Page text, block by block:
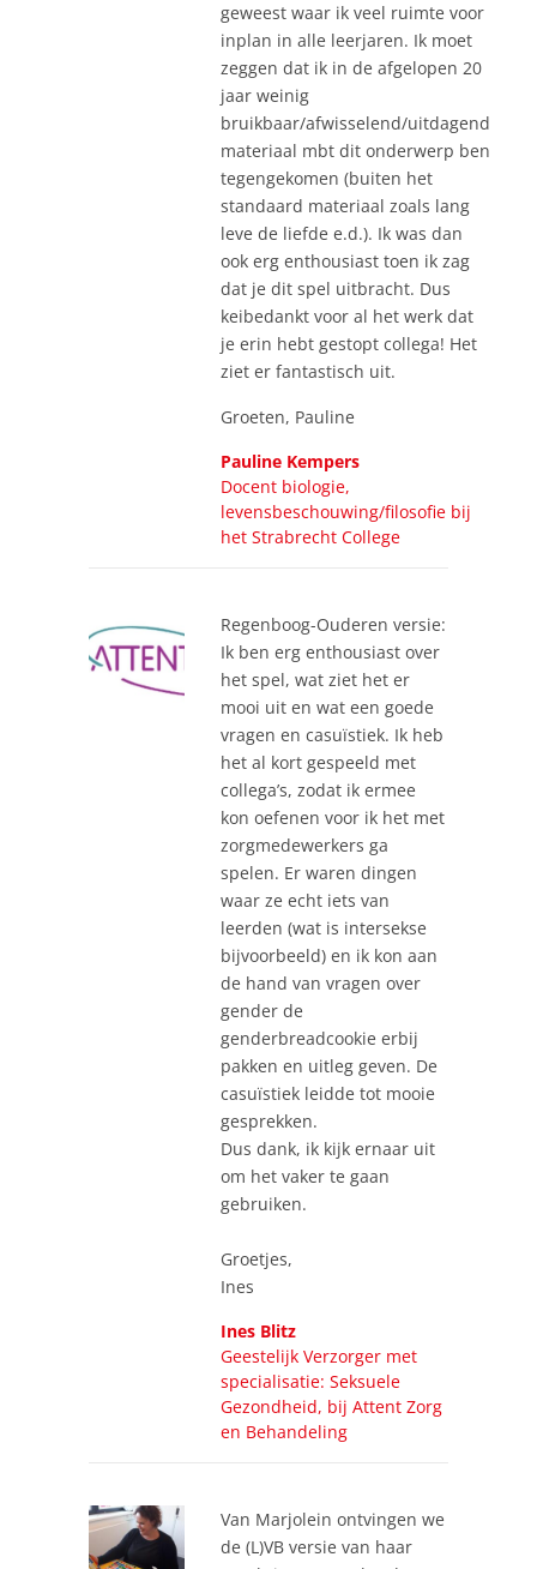
Pauline Kempers
Docent biologie,
levensbeschouwing/filosofie bij
het Strabrecht College
geweest waar ik veel ruimte voor
inplan in alle leerjaren. Ik moet
zeggen dat ik in de afgelopen 20
jaar weinig
bruikbaar/afwisselend/uitdagend
materiaal mbt dit onderwerp ben
tegengekomen (buiten het
standaard materiaal zoals lang
leve de liefde e.d.). Ik was dan
ook erg enthousiast toen ik zag
dat je dit spel uitbracht. Dus
keibedankt voor al het werk dat
je erin hebt gestopt collega! Het
ziet er fantastisch uit.
Groeten, Pauline
Ines Blitz
Geestelijk Verzorger met
specialisatie: Seksuele
Gezondheid, bij Attent Zorg
en Behandeling
Regenboog-Ouderen versie:
Ik ben erg enthousiast over
het spel, wat ziet het er
mooi uit en wat een goede
vragen en casuïstiek. Ik heb
het al kort gespeeld met
collega’s, zodat ik ermee
kon oefenen voor ik het met
zorgmedewerkers ga
spelen. Er waren dingen
waar ze echt iets van
leerden (wat is intersekse
bijvoorbeeld) en ik kon aan
de hand van vragen over
gender de
genderbreadcookie erbij
pakken en uitleg geven. De
casuïstiek leidde tot mooie
gesprekken.
Dus dank, ik kijk ernaar uit
om het vaker te gaan
gebruiken.
Groetjes,
Ines
Van Marjolein ontvingen we
de (L)VB versie van haar